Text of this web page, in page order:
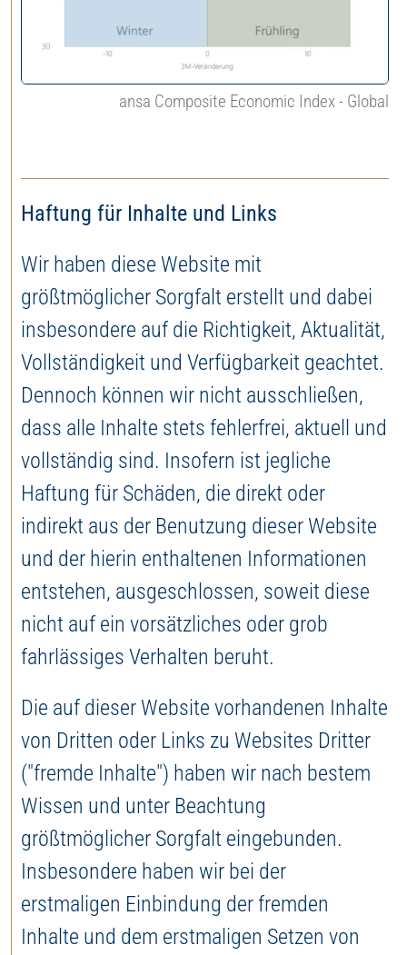
ansa Composite Economic Index - Global
Haftung für Inhalte und Links
Wir haben diese Website mit
größtmöglicher Sorgfalt erstellt und dabei
insbesondere auf die Richtigkeit, Aktualität,
Vollständigkeit und Verfügbarkeit geachtet.
Dennoch können wir nicht ausschließen,
dass alle Inhalte stets fehlerfrei, aktuell und
vollständig sind. Insofern ist jegliche
Haftung für Schäden, die direkt oder
indirekt aus der Benutzung dieser Website
und der hierin enthaltenen Informationen
entstehen, ausgeschlossen, soweit diese
nicht auf ein vorsätzliches oder grob
fahrlässiges Verhalten beruht.
Die auf dieser Website vorhandenen Inhalte
von Dritten oder Links zu Websites Dritter
("fremde Inhalte") haben wir nach bestem
Wissen und unter Beachtung
größtmöglicher Sorgfalt eingebunden.
Insbesondere haben wir bei der
erstmaligen Einbindung der fremden
Inhalte und dem erstmaligen Setzen von